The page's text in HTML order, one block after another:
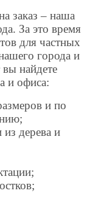
заказ – наша
За это время
для частных
города и
вы найдете
и офиса:
и по
дерева и